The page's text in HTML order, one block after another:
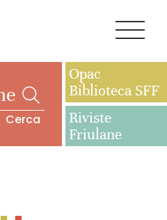
Cerca
Opac
Biblioteca SFF
Riviste
Friulane